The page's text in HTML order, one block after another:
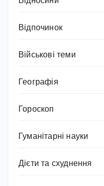
Відпочинок
Військові теми
Географія
Гороскоп
Гуманітарні науки
Дієти та схуднення